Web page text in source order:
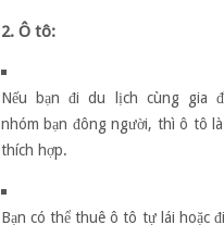
2. Ô tô:
Nếu bạn đi du lịch cùng gia
nhóm bạn đông người, thì ô tô
thích hợp.
Bạn có thể thuê ô tô tự lái hoặc